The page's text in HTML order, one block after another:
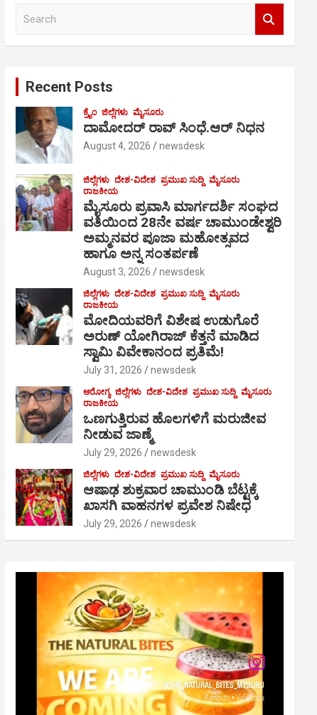
Recent Posts
ಕ್ರೈಂ ಜಿಲ್ಲೆಗಳು ಮೈಸೂರು
ದಾಮೋದರ್ ರಾವ್ ಸಿಂಧೆ.ಆರ್ ನಿಧನ
August 4, 2026 newsdesk
ಜಿಲ್ಲೆಗಳು ದೇಶ-ವಿದೇಶ ಪ್ರಮುಖ ಸುದ್ದಿ ಮೈಸೂರು
ರಾಜಕೀಯ
ಮೈಸೂರು ಪ್ರವಾಸಿ ಮಾರ್ಗದರ್ಶಿ ಸಂಘದ
ವತಿಯಿಂದ 28ನೇ ವರ್ಷ ಚಾಮುಂಡೇಶ್ವರಿ
ಅಮ್ಮನವರ ಪೂಜಾ ಮಹೋತ್ಸವದ
ಹಾಗೂ ಅನ್ನ ಸಂತರ್ಪಣೆ
August 3, 2026 newsdesk
ಜಿಲ್ಲೆಗಳು ದೇಶ-ವಿದೇಶ ಪ್ರಮುಖ ಸುದ್ದಿ ಮೈಸೂರು
ರಾಜಕೀಯ
ಮೋದಿಯವರಿಗೆ ವಿಶೇಷ ಉಡುಗೊರೆ
ಅರುಣ್ ಯೋಗಿರಾಜ್ ಕೆತ್ತನೆ ಮಾಡಿದ
ಸ್ವಾಮಿ ವಿವೇಕಾನಂದ ಪ್ರತಿಮೆ!
July 31, 2026 newsdesk
ಆರೋಗ್ಯ ಜಿಲ್ಲೆಗಳು ದೇಶ-ವಿದೇಶ ಪ್ರಮುಖ ಸುದ್ದಿ ಮೈಸೂರು
ರಾಜಕೀಯ
ಒಣಗುತ್ತಿರುವ ಹೊಲಗಳಿಗೆ ಮರುಜೀವ
ನೀಡುವ ಜಾಣ್ಮೆ
July 29, 2026 newsdesk
ಜಿಲ್ಲೆಗಳು ದೇಶ-ವಿದೇಶ ಪ್ರಮುಖ ಸುದ್ದಿ ಮೈಸೂರು
ಆಷಾಢ ಶುಕ್ರವಾರ ಚಾಮುಂಡಿ ಬೆಟ್ಟಕ್ಕೆ
ಖಾಸಗಿ ವಾಹನಗಳ ಪ್ರವೇಶ ನಿಷೇಧ
July 29, 2026 newsdesk